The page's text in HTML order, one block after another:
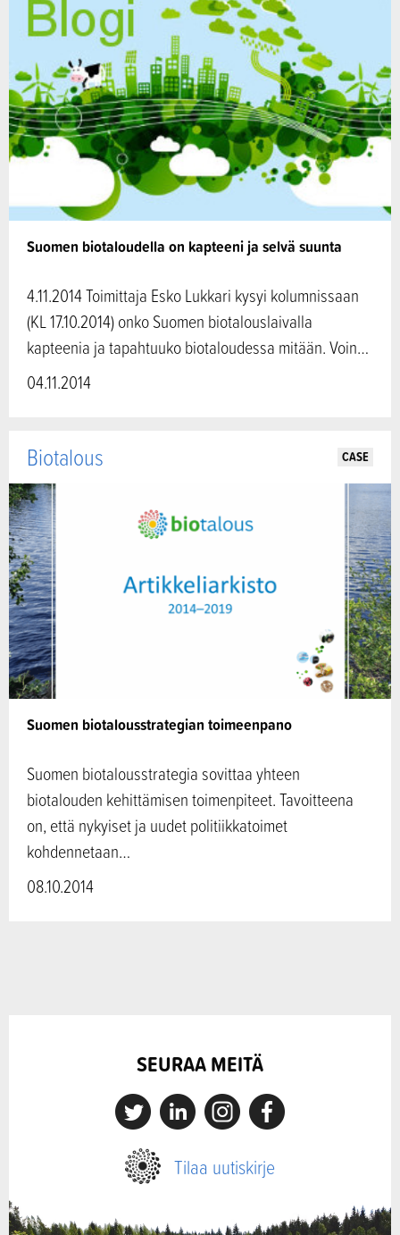
Suomen biotaloudella on kapteeni ja selvä suunta
4.11.2014 Toimittaja Esko Lukkari kysyi kolumnissaan
(KL 17.10.2014) onko Suomen biotalouslaivalla
kapteenia ja tapahtuuko biotaloudessa mitään. Voin…
04.11.2014
Suomen biotalousstrategian toimeenpano
Biotalous CASE
Suomen biotalousstrategia sovittaa yhteen
biotalouden kehittämisen toimenpiteet. Tavoitteena
on, että nykyiset ja uudet politiikkatoimet
kohdennetaan…
08.10.2014
SEURAA MEITÄ
X LinkedinInstagramFacebook
Tilaa uutiskirje